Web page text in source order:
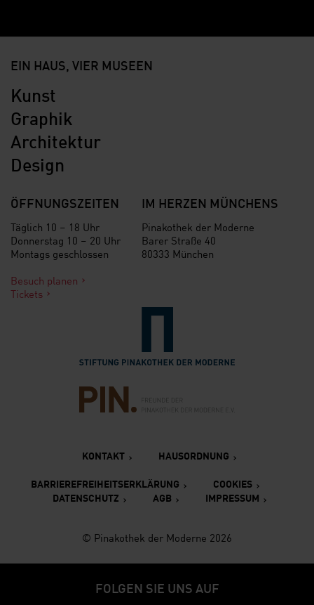
EIN HAUS, VIER MUSEEN
Kunst
Graphik
Architektur
Design
ÖFFNUNGSZEITEN
Täglich 10 – 18 Uhr
Donnerstag 10 – 20 Uhr
Montags geschlossen
Besuch planen
Tickets
IM HERZEN MÜNCHENS
Pinakothek der Moderne
Barer Straße 40
80333 München
Verlinkung zur Seite der
KONTAKT HAUSORDNUNG
© Pinakothek der Moderne 2026
BARRIEREFREIHEITSERKLÄRUNG
COOKIES
DATENSCHUTZ
AGB IMPRESSUM
FOLGEN SIE UNS AUF